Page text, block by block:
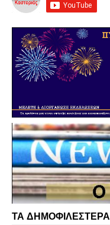
ΤΑ ΔΗΜΟΦΙΛΕΣΤΕΡΑ